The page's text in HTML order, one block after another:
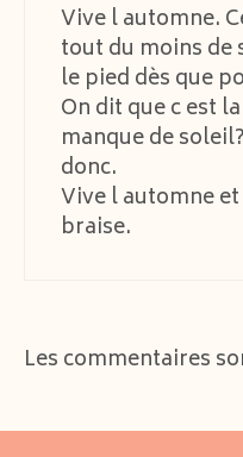
Vive l automne.
tout du moins de
le pied dès que
On dit que c est
manque de
donc.
Vive l automne
braise.
Les commentaires